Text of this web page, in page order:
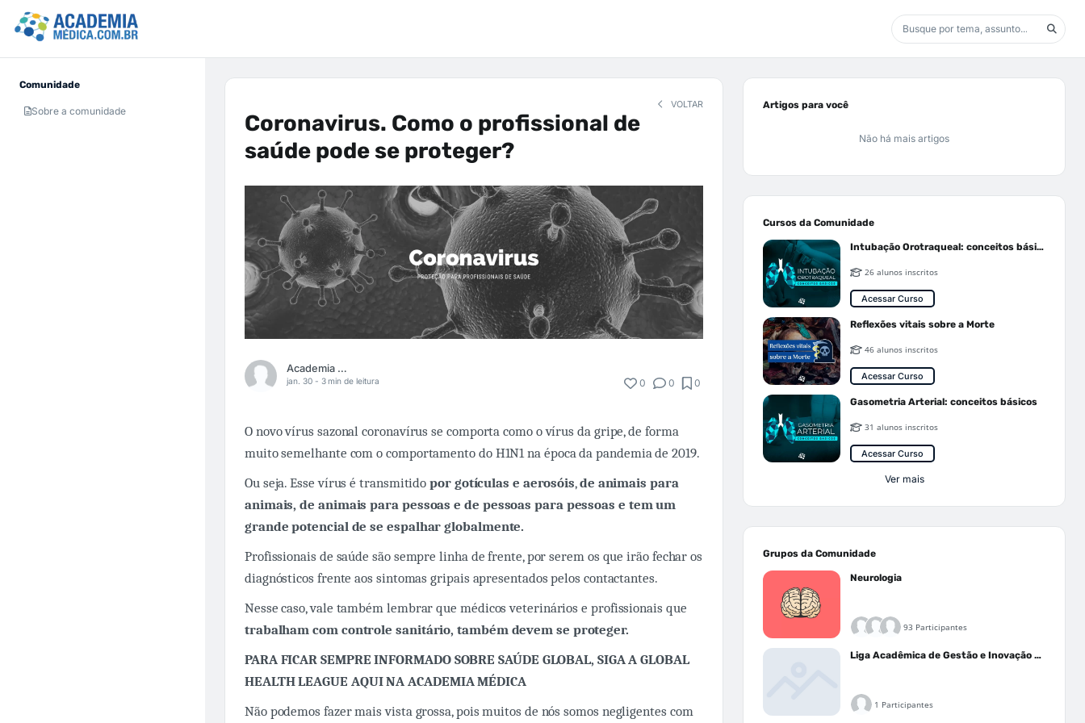
Comunidade
Sobre a comunidade
VOLTAR
Coronavirus. Como o profissional de
saúde pode se proteger?
Academia Médica
jan. 30 - 3 min de leitura 0 0 0
O novo vírus sazonal coronavírus se comporta como o vírus da gripe, de forma
muito semelhante com o comportamento do H1N1 na época da pandemia de 2019.
Ou seja. Esse vírus é transmitidopor gotículas e aerosóis,de animais para
animais, de animais para pessoas e de pessoas para pessoas e tem um
grande potencial de se espalhar globalmente.
Profissionais de saúde são sempre linha de frente, por serem os que irão fechar os
diagnósticos frente aos sintomas gripais apresentados pelos contactantes.
Nesse caso, vale também lembrar que médicos veterinários e profissionais que
trabalham com controle sanitário, também devem se proteger.
PARA FICAR SEMPRE INFORMADO SOBRE SAÚDE GLOBAL, SIGA A GLOBAL
HEALTH LEAGUE AQUI NA ACADEMIA MÉDICA
Não podemos fazer mais vista grossa, pois muitos de nós somos negligentes com
Artigos para você
Não há mais artigos
Cursos da Comunidade
Intubação Orotraqueal: conceitos básicos
26 alunos inscritos
Acessar Curso
Reflexões vitais sobre a Morte
46 alunos inscritos
Acessar Curso
Gasometria Arterial: conceitos básicos
31 alunos inscritos
Acessar Curso
Ver mais
Grupos da Comunidade
Neurologia
93 Participantes
Liga Acadêmica de Gestão e Inovação Médica - LAGIM
1 Participantes